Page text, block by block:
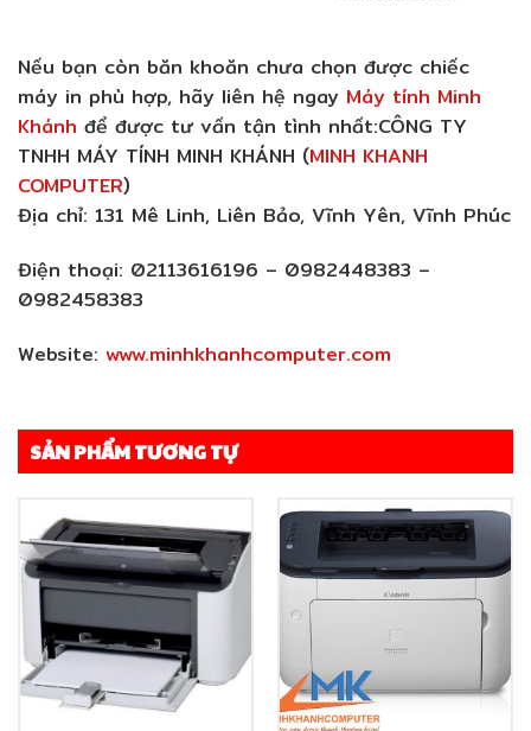
Nếu bạn còn băn khoăn chưa chọn được chiếc
máy in phù hợp, hãy liên hệ ngay Máy tính Minh
Khánh để được tư vấn tận tình nhất:CÔNG TY
TNHH MÁY TÍNH MINH KHÁNH (MINH KHANH
COMPUTER)
Địa chỉ: 131 Mê Linh, Liên Bảo, Vĩnh Yên, Vĩnh Phúc
Điện thoại: 02113616196 – 0982448383 –
0982458383
Website: www.minhkhanhcomputer.com
SẢN PHẨM TƯƠNG TỰ